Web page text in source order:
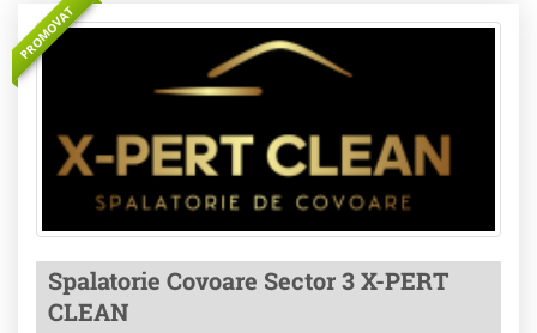
PROMOVAT
Spalatorie Covoare Sector 3 X-PERT
CLEAN